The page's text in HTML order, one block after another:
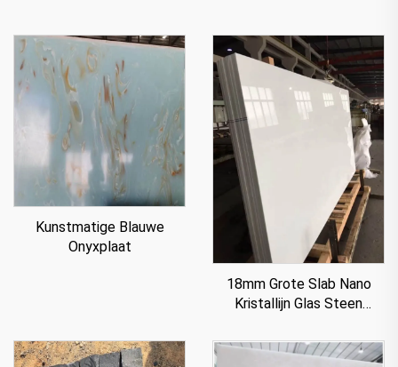
Kunstmatige Blauwe
Onyxplaat
18mm Grote Slab Nano
Kristallijn Glas Steen